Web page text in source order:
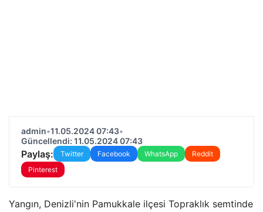
admin•11.05.2024 07:43•
Güncellendi: 11.05.2024 07:43
Paylaş: Twitter Facebook WhatsApp
Reddit
Pinterest
Yangın, Denizli'nin Pamukkale ilçesi Topraklık semtinde